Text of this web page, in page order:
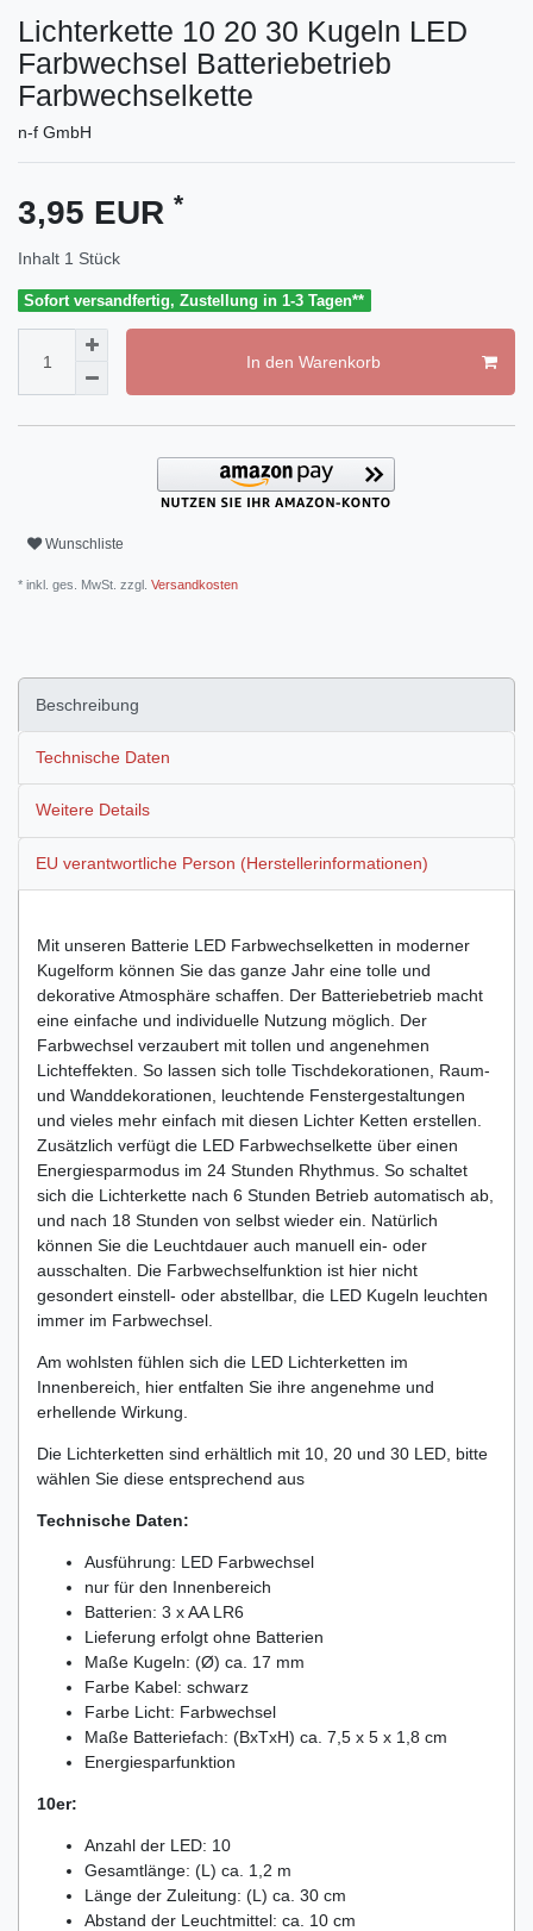
Lichterkette 10 20 30 Kugeln LED
Farbwechsel Batteriebetrieb
Farbwechselkette
n-f GmbH
3,95 EUR *
Inhalt 1 Stück
Sofort versandfertig, Zustellung in 1-3 Tagen**
In den Warenkorb
Wunschliste
* inkl. ges. MwSt. zzgl. Versandkosten
Beschreibung
Technische Daten
Weitere Details
EU verantwortliche Person (Herstellerinformationen)
Mit unseren Batterie LED Farbwechselketten in moderner
Kugelform können Sie das ganze Jahr eine tolle und
dekorative Atmosphäre schaffen. Der Batteriebetrieb macht
eine einfache und individuelle Nutzung möglich. Der
Farbwechsel verzaubert mit tollen und angenehmen
Lichteffekten. So lassen sich tolle Tischdekorationen, Raum-
und Wanddekorationen, leuchtende Fenstergestaltungen
und vieles mehr einfach mit diesen Lichter Ketten erstellen.
Zusätzlich verfügt die LED Farbwechselkette über einen
Energiesparmodus im 24 Stunden Rhythmus. So schaltet
sich die Lichterkette nach 6 Stunden Betrieb automatisch ab,
und nach 18 Stunden von selbst wieder ein. Natürlich
können Sie die Leuchtdauer auch manuell ein- oder
ausschalten. Die Farbwechselfunktion ist hier nicht
gesondert einstell- oder abstellbar, die LED Kugeln leuchten
immer im Farbwechsel.
Am wohlsten fühlen sich die LED Lichterketten im
Innenbereich, hier entfalten Sie ihre angenehme und
erhellende Wirkung.
Die Lichterketten sind erhältlich mit 10, 20 und 30 LED, bitte
wählen Sie diese entsprechend aus
Technische Daten:
Ausführung: LED Farbwechsel
nur für den Innenbereich
Batterien: 3 x AA LR6
Lieferung erfolgt ohne Batterien
Maße Kugeln: (Ø) ca. 17 mm
Farbe Kabel: schwarz
Farbe Licht: Farbwechsel
Maße Batteriefach: (BxTxH) ca. 7,5 x 5 x 1,8 cm
Energiesparfunktion
10er:
Anzahl der LED: 10
Gesamtlänge: (L) ca. 1,2 m
Länge der Zuleitung: (L) ca. 30 cm
Abstand der Leuchtmittel: ca. 10 cm